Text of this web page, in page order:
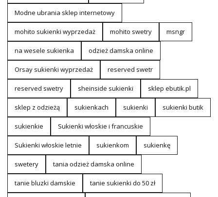
Modne ubrania sklep internetowy
mohito sukienki wyprzedaż mohito swetry msngr
na wesele sukienka odzież damska online
Orsay sukienki wyprzedaż reserved swetr
reserved swetry sheinside sukienki sklep ebutik.pl
sklep z odzieżą sukienkach sukienki sukienki butik
sukienkie Sukienki włoskie i francuskie
Sukienki włoskie letnie sukienkom sukienkę
swetery tania odzież damska online
tanie bluzki damskie tanie sukienki do 50 zł